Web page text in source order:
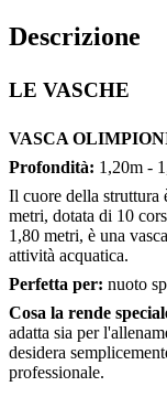
Descrizione
LE VASCHE
VASCA
Profondità: 1,20m -
Il cuore della struttura
metri, dotata di 10
1,80 metri, è una
attività acquatica.
Perfetta per: nuoto
Cosa la rende
adatta sia per
desidera
professionale.